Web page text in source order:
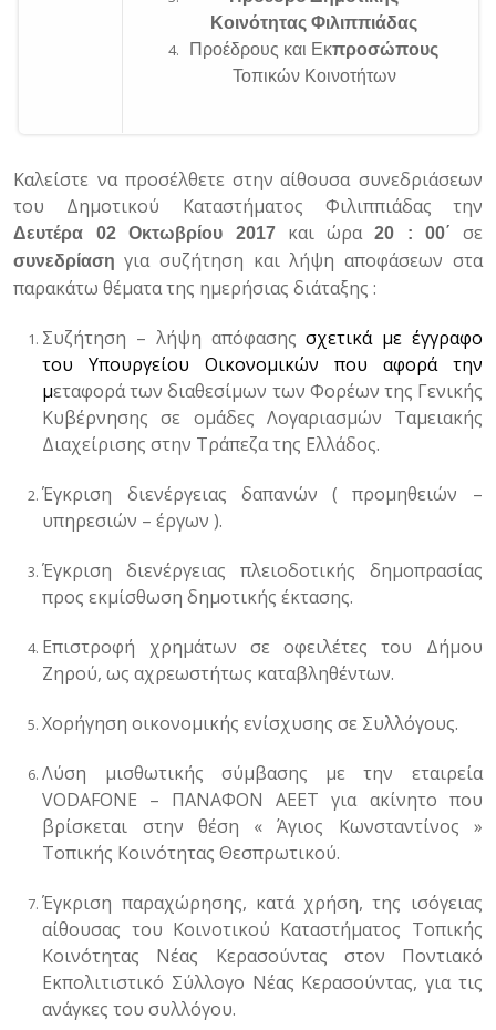
Κοινότητας Φιλιππιάδας
Προέδρους και Εκπροσώπους
Τοπικών Κοινοτήτων
Καλείστε να προσέλθετε στην αίθουσα συνεδριάσεων
του Δημοτικού Καταστήματος Φιλιππιάδας
την
Δευτέρα 02 Οκτωβρίου 2017 και ώρα 20 : 00΄ σε
συνεδρίαση για συζήτηση και λήψη αποφάσεων στα
παρακάτω θέματα της ημερήσιας διάταξης :
Συζήτηση – λήψη απόφασης σχετικά με έγγραφο
του Υπουργείου Οικονομικών που αφορά την
μεταφορά των διαθεσίμων των Φορέων της Γενικής
Κυβέρνησης σε ομάδες Λογαριασμών Ταμειακής
Διαχείρισης στην Τράπεζα της Ελλάδος.
Έγκριση διενέργειας δαπανών ( προμηθειών –
υπηρεσιών – έργων ).
Έγκριση διενέργειας πλειοδοτικής δημοπρασίας
προς εκμίσθωση δημοτικής έκτασης.
Επιστροφή χρημάτων σε οφειλέτες του Δήμου
Ζηρού, ως αχρεωστήτως καταβληθέντων.
Χορήγηση οικονομικής ενίσχυσης σε Συλλόγους.
Λύση μισθωτικής σύμβασης με την εταιρεία
VODAFONE – ΠΑΝΑΦΟΝ ΑΕΕΤ για ακίνητο που
βρίσκεται στην θέση « Άγιος Κωνσταντίνος »
Τοπικής Κοινότητας Θεσπρωτικού.
Έγκριση παραχώρησης, κατά χρήση, της ισόγειας
αίθουσας του Κοινοτικού Καταστήματος Τοπικής
Κοινότητας Νέας Κερασούντας στον Ποντιακό
Εκπολιτιστικό Σύλλογο Νέας Κερασούντας, για τις
ανάγκες του συλλόγου.